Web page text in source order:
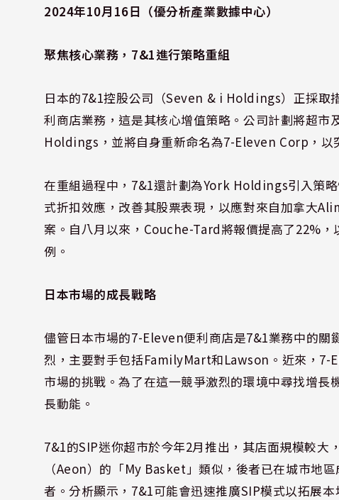
2024年10月16日（優分析產業數據中心）
聚焦核心業務，7&1進行策略重組
日本的7&1控股公司（Seven & i Holdings）正採取
利商店業務，這是其核心增值策略。公司計劃將超
Holdings，並將自身重新命名為7-Eleven Corp，以
在重組過程中，7&1還計劃為York Holdings引入策
式折扣效應，改善其股票表現，以應對來自加拿大
案。自八月以來，Couche-Tard將報價提高了22%
例。
日本市場的成長戰略
儘管日本市場的7-Eleven便利商店是7&1業務中的關
烈，主要對手包括FamilyMart和Lawson。近來，7-
市場的挑戰。為了在這一競爭激烈的環境中尋找增
長動能。
7&1的SIP迷你超市於今年2月推出，其店面規模較大
（Aeon）的「My Basket」類似，後者已在城市地
者。分析顯示，7&1可能會迅速推廣SIP模式以拓展本